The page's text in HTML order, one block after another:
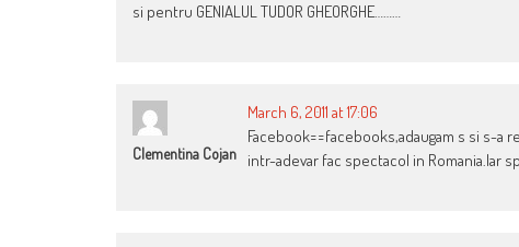
si pentru GENIALUL TUDOR GHEORGHE………
Clementina Cojan
March 6, 2011 at 17:06
Facebook==facebooks,adaugam s si s-
intr-adevar fac spectacol in Romania.Iar